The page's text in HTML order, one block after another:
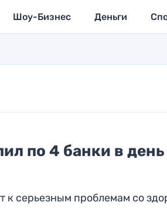
Шоу-Бизнес Деньги
по 4 банки в
к серьезным проблемам со